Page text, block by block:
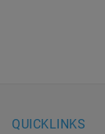
QUICKLINKS